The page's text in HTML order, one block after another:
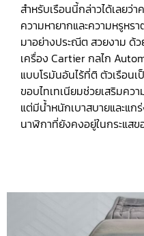
สำหรับเรือนนี้กล่าวได้เลยว่
ความหายากและความหรูหร
มาอย่างประณีต สวยงาม ด้
เครื่อง Cartier กลไก
แบบโรมันอันไร้ที่ติ ตัวเรือน
ขอบไทเทเนียมช่วยเสริมคว
แต่มีน้ำหนักเบาสบายและแก
นาฬิกาที่ยังคงอยู่ในกระแส